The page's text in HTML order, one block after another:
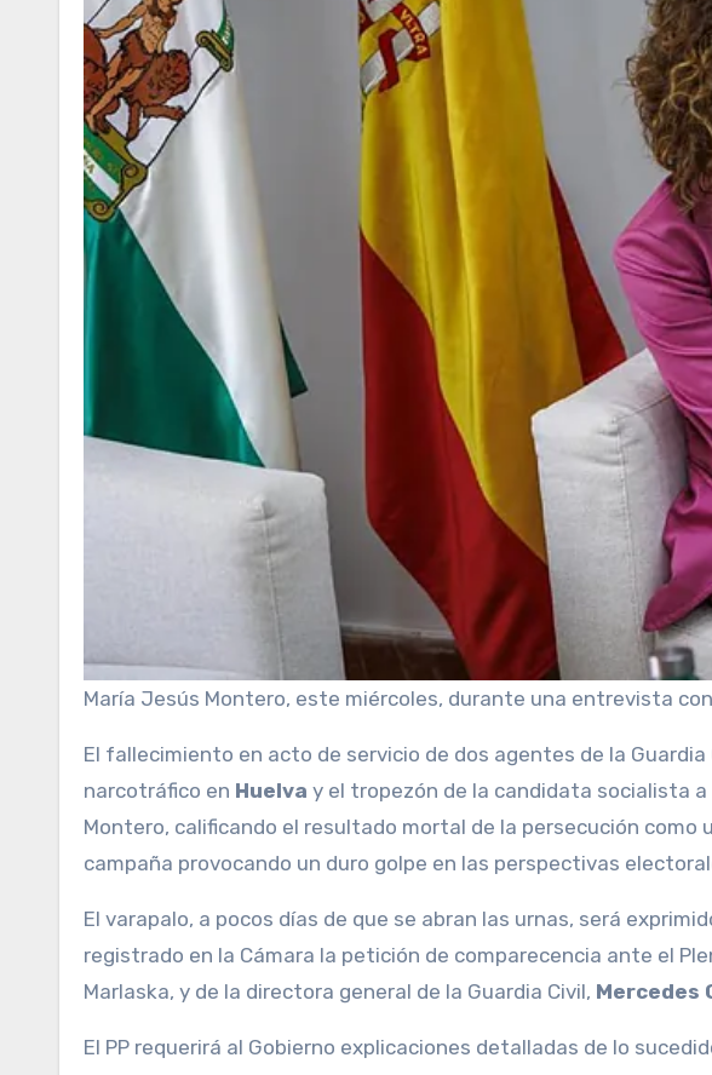
María Jesús Montero, este miércoles, durante una entrevista
El fallecimiento en acto de servicio de dos agentes de la Guardia Civil durante una operación contra el
narcotráfico en Huelva y el tropezón de la candidata socialista a
Montero, calificando el resultado mortal de la persecución como
campaña provocando un duro golpe en las perspectivas
El varapalo, a pocos días de que se abran las urnas, será
registrado en la Cámara la petición de comparecencia ante el
Marlaska, y de la directora general de la Guardia Civil, Mercedes
El PP requerirá al Gobierno explicaciones detalladas de lo